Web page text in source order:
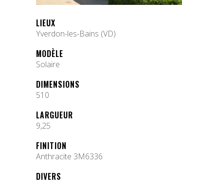
LIEUX
Yverdon-les-Bains (VD)
MODÈLE
Solaire
DIMENSIONS
510
LARGUEUR
9,25
FINITION
Anthracite 3M6336
DIVERS